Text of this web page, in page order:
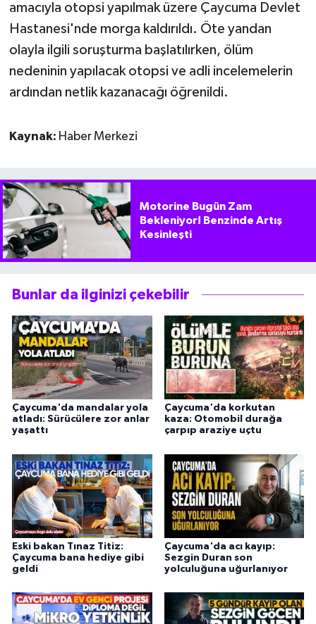
amacıyla otopsi yapılmak üzere Çaycuma Devlet
Hastanesi'nde morga kaldırıldı. Öte yandan
olayla ilgili soruşturma başlatılırken, ölüm
nedeninin yapılacak otopsi ve adli incelemelerin
ardından netlik kazanacağı öğrenildi.
Kaynak: Haber Merkezi
Motorine Bugün Zam
Bekleniyor! Benzinde Artış
Kesinleşti
Bunlar da ilginizi çekebilir
Çaycuma'da mandalar yola
atladı: Sürücülere zor anlar
yaşattı
Çaycuma'da korkutan
kaza: Otomobil durağa
çarpıp araziye uçtu
Eski bakan Tınaz Titiz:
Çaycuma bana hediye gibi
geldi
Çaycuma'da acı kayıp:
Sezgin Duran son
yolculuğuna uğurlanıyor